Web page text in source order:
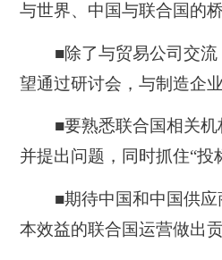
与世界、中国与联合国的
■除了与贸易公司交
望通过研讨会，与制造企
■要熟悉联合国相关
并提出问题，同时抓住“投
■期待中国和中国供
本效益的联合国运营做出